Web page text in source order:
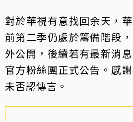
對於華視有意找回余天，
前第二季仍處於籌備階段
外公開，後續若有最新消
官方粉絲團正式公告。感
未否認傳言。